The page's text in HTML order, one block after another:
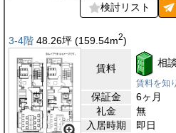
検討リスト
3-4階 48.26坪 (159.54m2)
賃料 相談
賃料を知
保証金
6ヶ月
礼金
無
入居時期
即日